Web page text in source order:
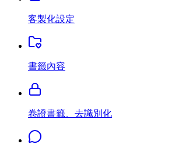
客製化設定
書籤內容
卷證書籤、去識別化